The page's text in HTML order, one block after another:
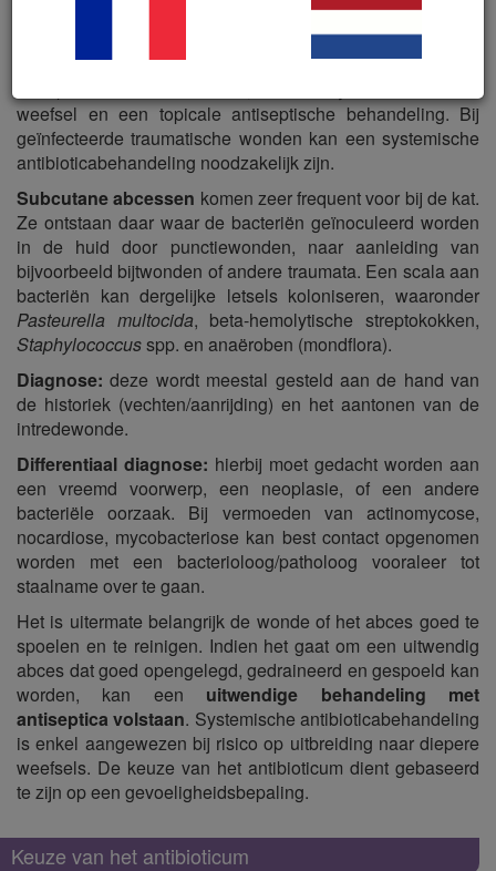
Huidwonden bij katten kunnen verschillende oorzaken
hebben (trauma zoals vechten, aanrijding, chirurgie,…) en
vereisen een lokale behandeling, waaronder het reinigen
weefsel en een topicale antiseptische behandeling. Bij
geïnfecteerde traumatische wonden kan een systemische
antibioticabehandeling noodzakelijk zijn.
Subcutane abcessen komen zeer frequent voor bij de kat.
Ze ontstaan daar waar de bacteriën geïnoculeerd worden
in de huid door punctiewonden, naar aanleiding van
bijvoorbeeld bijtwonden of andere traumata. Een scala aan
bacteriën kan dergelijke letsels koloniseren, waaronder
Pasteurella multocida, beta-hemolytische streptokokken,
Staphylococcusspp. en anaëroben (mondflora).
Diagnose: deze wordt meestal gesteld aan de hand van
de historiek (vechten/aanrijding) en het aantonen van de
intredewonde.
Differentiaal diagnose: hierbij moet gedacht worden aan
een vreemd voorwerp, een neoplasie, of een andere
bacteriële oorzaak. Bij vermoeden van actinomycose,
nocardiose, mycobacteriose kan best contact opgenomen
worden met een bacterioloog/patholoog vooraleer tot
staalname over te gaan.
Het is uitermate belangrijk de wonde of het abces goed te
spoelen en te reinigen. Indien het gaat om een uitwendig
abces dat goed opengelegd, gedraineerd en gespoeld kan
worden, kan een uitwendige behandeling met
antiseptica volstaan. Systemische antibioticabehandeling
is enkel aangewezen bij risico op uitbreiding naar diepere
weefsels. De keuze van het antibioticum dient gebaseerd
te zijn op een gevoeligheidsbepaling.
Keuze van het antibioticum